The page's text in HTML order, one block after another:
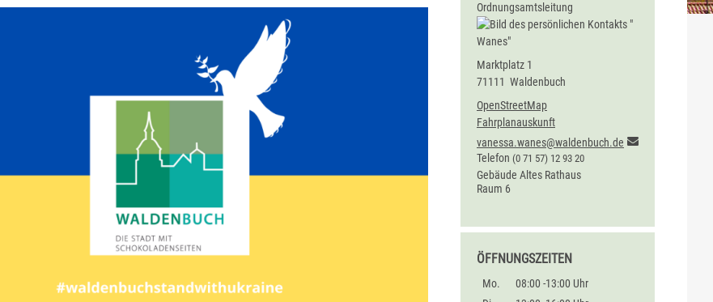
Ordnungsamtsleitung
Marktplatz 1
71111 Waldenbuch
OpenStreetMap
Fahrplanauskunft
vanessa.wanes@waldenbuch.de
Telefon (0 71 57) 12 93 20
Gebäude Altes Rathaus
Raum 6
ÖFFNUNGSZEITEN
Mo.
08:00 -13:00 Uhr